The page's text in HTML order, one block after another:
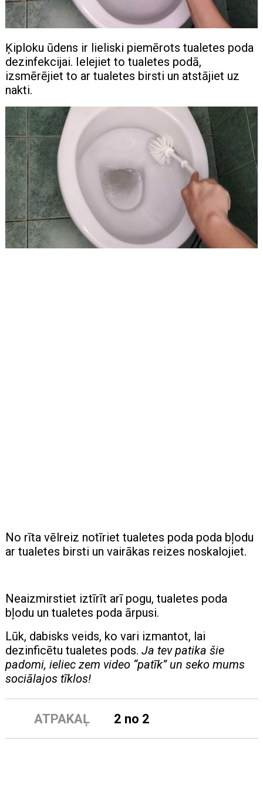
Ķiploku ūdens ir lieliski piemērots tualetes poda
dezinfekcijai. Ielejiet to tualetes podā,
izsmērējiet to ar tualetes birsti un atstājiet uz
nakti.
No rīta vēlreiz notīriet tualetes poda poda bļodu
ar tualetes birsti un vairākas reizes noskalojiet.
Neaizmirstiet iztīrīt arī pogu, tualetes poda
bļodu un tualetes poda ārpusi.
Lūk, dabisks veids, ko vari izmantot, lai
dezinficētu tualetes pods.Ja tev patika šie
padomi, ieliec zem video “patīk” un seko mums
sociālajos tīklos!
ATPAKAĻ 2 no 2